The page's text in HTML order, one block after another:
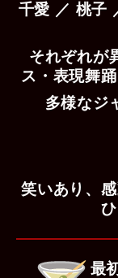
千愛 ／ 桃子
それぞれが
ス・表現舞踊
多様なジ
笑いあり、
最